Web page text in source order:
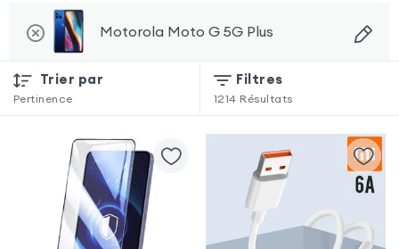
Motorola Moto G 5G Plus
Trier par
Pertinence
Filtres
1214 Résultats